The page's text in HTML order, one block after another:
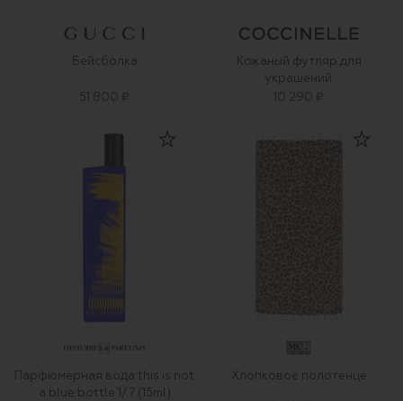
Бейсболка
51 800 ₽
Кожаный футляр для
украшений
10 290 ₽
Парфюмерная вода this is not
a blue bottle 1/.7 (15ml)
Хлопковое полотенце